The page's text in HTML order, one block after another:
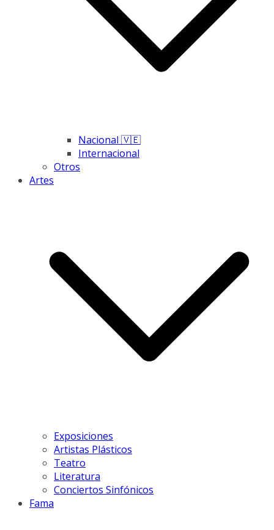
Nacional 🇻🇪
Internacional
Otros
Artes
Exposiciones
Artistas Plásticos
Teatro
Literatura
Conciertos Sinfónicos
Fama